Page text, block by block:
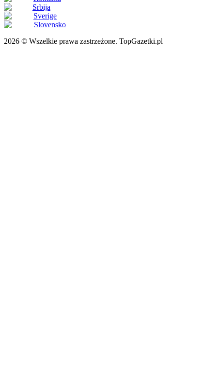
Srbija
Sverige
Slovensko
2026 © Wszelkie prawa zastrzeżone. TopGazetki.pl